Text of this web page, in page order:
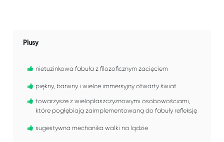
Plusy
nietuzinkowa fabuła z filozoficznym zacięciem
piękny, barwny i wielce immersyjny otwarty świat
towarzysze z wielopłaszczyznowymi osobowościami,
które pogłębiają zaimplementowaną do fabuły refleksję
sugestywna mechanika walki na lądzie